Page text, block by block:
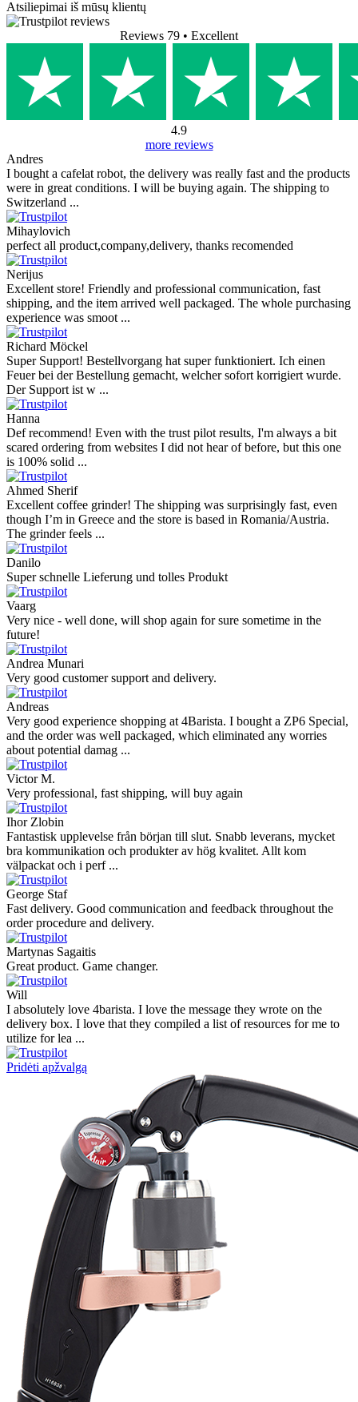
Atsiliepimai iš mūsų klientų
Reviews 79 • Excellent
4.9
more reviews
Andres
I bought a cafelat robot, the delivery was really fast and the products
were in great conditions. I will be buying again. The shipping to
Switzerland ...
Mihaylovich
perfect all product,company,delivery, thanks recomended
Nerijus
Excellent store! Friendly and professional communication, fast
shipping, and the item arrived well packaged. The whole purchasing
experience was smoot ...
Richard Möckel
Super Support! Bestellvorgang hat super funktioniert. Ich einen
Feuer bei der Bestellung gemacht, welcher sofort korrigiert wurde.
Der Support ist w ...
Hanna
Def recommend! Even with the trust pilot results, I'm always a bit
scared ordering from websites I did not hear of before, but this one
is 100% solid ...
Ahmed Sherif
Excellent coffee grinder! The shipping was surprisingly fast, even
though I’m in Greece and the store is based in Romania/Austria.
The grinder feels ...
Danilo
Super schnelle Lieferung und tolles Produkt
Vaarg
Very nice - well done, will shop again for sure sometime in the
future!
Andrea Munari
Very good customer support and delivery.
Andreas
Very good experience shopping at 4Barista. I bought a ZP6 Special,
and the order was well packaged, which eliminated any worries
about potential damag ...
Victor M.
Very professional, fast shipping, will buy again
Ihor Zlobin
Fantastisk upplevelse från början till slut. Snabb leverans, mycket
bra kommunikation och produkter av hög kvalitet. Allt kom
välpackat och i perf ...
George Staf
Fast delivery. Good communication and feedback throughout the
order procedure and delivery.
Martynas Sagaitis
Great product. Game changer.
Will
I absolutely love 4barista. I love the message they wrote on the
delivery box. I love that they compiled a list of resources for me to
utilize for lea ...
Pridėti apžvalgą